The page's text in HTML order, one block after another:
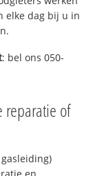
elke dag bij u in
: bel ons 050-
of